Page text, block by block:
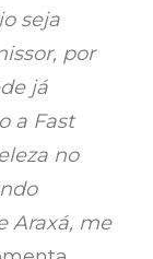
seja
por
já
a Fast
no
Araxá, me